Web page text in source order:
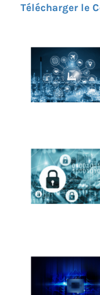
Télécharger le